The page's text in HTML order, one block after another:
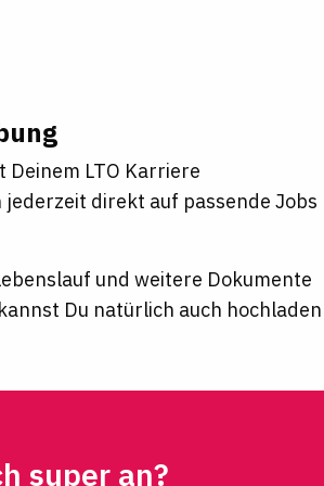
LTO Karriere
direkt auf passende Jobs
und weitere Dokumente
Du natürlich auch hochladen
super an?